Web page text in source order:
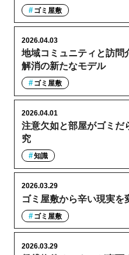
ゴミ屋敷
地域コミュニティと訪問
解消の新たなモデル
2026.04.03
ゴミ屋敷
注意欠如と部屋がゴミだ
究
2026.04.01
知識
ゴミ屋敷から辛い現実を
2026.03.29
ゴミ屋敷
2026.03.29